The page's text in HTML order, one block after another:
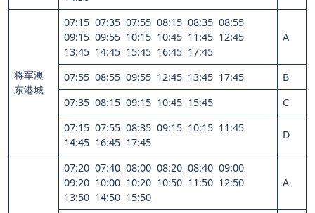
将军澳
东港城
07:15 07:35 07:55 08:15 08:35 08:55
09:15 09:55 10:15 10:45 11:45 12:45
13:45 14:45 15:45 16:45 17:45
A
07:55 08:55 09:55 12:45 13:45 17:45
B
07:35 08:15 09:15 10:45 15:45
C
07:15 07:55 08:35 09:15 10:15 11:45
14:45 16:45 17:45
D
07:20 07:40 08:00 08:20 08:40 09:00
09:20 10:00 10:20 10:50 11:50 12:50
13:50 14:50 15:50
A